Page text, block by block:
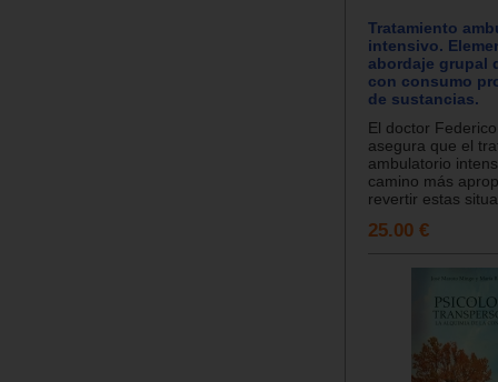
Tratamiento
intensivo.
abordaje grupal
con consumo
de sustancias.
El doctor
asegura que el
ambulatorio
camino más
revertir estas
25.00 €